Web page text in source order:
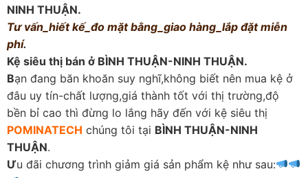
NINH THUẬN.
Tư vấn_hiết kế_đo mặt bằng_giao hàng_lắp đặt miễn
phí.
Kệ siêu thị bán ở BÌNH THUẬN-NINH THUẬN.
Bạn đang băn khoăn suy nghĩ,không biết nên mua kệ ở
đâu uy tín-chất lượng,giá thành tốt với thị trường,độ
bền bỉ cao thì đừng lo lắng hãy đến với kệ siêu thị
POMINATECH chúng tôi tại BÌNH THUẬN-NINH
THUẬN.
Ưu đãi chương trình giảm giá sản phẩm kệ như sau: